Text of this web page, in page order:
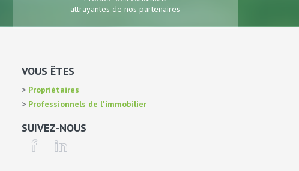
attrayantes de nos partenaires
VOUS ÊTES
Propriétaires
Professionnels de l'immobilier
SUIVEZ-NOUS